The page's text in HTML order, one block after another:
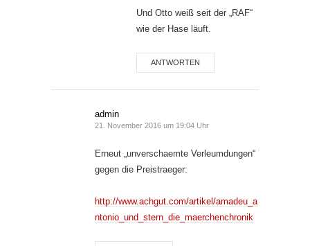
Und Otto weiß seit der „RAF“
wie der Hase läuft.
ANTWORTEN
admin
21. November 2016 um 19:04 Uhr
Erneut „unverschaemte Verleumdungen“
gegen die Preistraeger:
http://www.achgut.com/artikel/amadeu_a
ntonio_und_stern_die_maerchenchronik